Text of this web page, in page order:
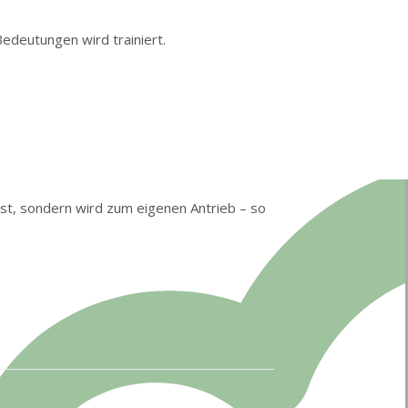
wird trainiert.
sondern wird zum eigenen Antrieb – so